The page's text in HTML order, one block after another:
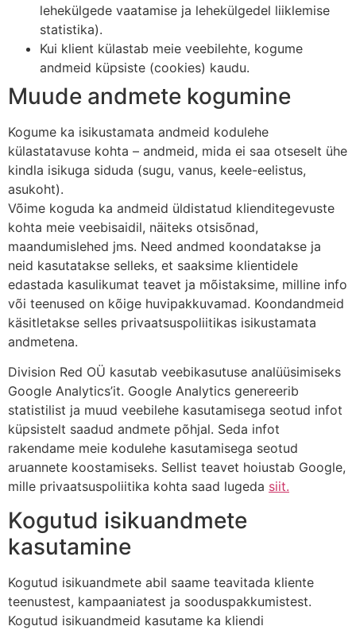
lehekülgede vaatamise ja lehekülgedel liiklemise
statistika).
Kui klient külastab meie veebilehte, kogume
andmeid küpsiste (cookies) kaudu.
Muude andmete kogumine
Kogume ka isikustamata andmeid kodulehe
külastatavuse kohta – andmeid, mida ei saa otseselt ühe
kindla isikuga siduda (sugu, vanus, keele-eelistus,
asukoht).
Võime koguda ka andmeid üldistatud klienditegevuste
kohta meie veebisaidil, näiteks otsisõnad,
maandumislehed jms. Need andmed koondatakse ja
neid kasutatakse selleks, et saaksime klientidele
edastada kasulikumat teavet ja mõistaksime, milline info
või teenused on kõige huvipakkuvamad. Koondandmeid
käsitletakse selles privaatsuspoliitikas isikustamata
andmetena.
Division Red OÜ kasutab veebikasutuse analüüsimiseks
Google Analytics’it. Google Analytics genereerib
statistilist ja muud veebilehe kasutamisega seotud infot
küpsistelt saadud andmete põhjal. Seda infot
rakendame meie kodulehe kasutamisega seotud
aruannete koostamiseks. Sellist teavet hoiustab Google,
mille privaatsuspoliitika kohta saad lugeda siit.
Kogutud isikuandmete
kasutamine
Kogutud isikuandmete abil saame teavitada kliente
teenustest, kampaaniatest ja sooduspakkumistest.
Kogutud isikuandmeid kasutame ka kliendi